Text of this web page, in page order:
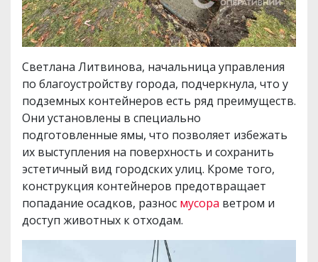
Светлана Литвинова, начальница управления
по благоустройству города, подчеркнула, что у
подземных контейнеров есть ряд преимуществ.
Они установлены в специально
подготовленные ямы, что позволяет избежать
их выступления на поверхность и сохранить
эстетичный вид городских улиц. Кроме того,
конструкция контейнеров предотвращает
попадание осадков, разнос мусора ветром и
доступ животных к отходам.